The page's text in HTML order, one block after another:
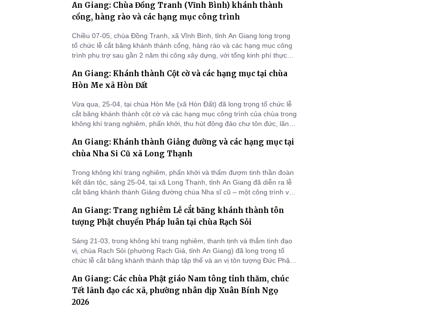
Tôn giáo tỉnh An Giang.
An Giang: Chùa Đồng Tranh (Vĩnh Bình) khánh thành
cổng, hàng rào và các hạng mục công trình
Chiều 07-05, chùa Đồng Tranh, xã Vĩnh Bình, tỉnh An Giang long trọng
tổ chức lễ cắt băng khánh thành cổng, hàng rào và các hạng mục công
trình phụ trợ sau gần 2 năm thi công xây dựng, với tổng kinh phí thực
An Giang: Khánh thành Cột cờ và các hạng mục tại chùa
Hòn Me xã Hòn Đất
Vừa qua, 25-04, tại chùa Hòn Me (xã Hòn Đất) đã long trọng tổ chức lễ
cắt băng khánh thành cột cờ và các hạng mục công trình của chùa trong
không khí trang nghiêm, phấn khởi, thu hút đông đảo chư tôn đức, lãnh
An Giang: Khánh thành Giảng đường và các hạng mục tại
chùa Nha Si Cũ xã Long Thạnh
Trong không khí trang nghiêm, phấn khởi và thấm đượm tinh thần đoàn
kết dân tộc, sáng 25-04, tại xã Long Thạnh, tỉnh An Giang đã diễn ra lễ
cắt băng khánh thành Giảng đường chùa Nha sĩ cũ – một công trình văn
bào Phật tử địa phương.
An Giang: Trang nghiêm Lễ cắt băng khánh thành tôn
tượng Phật chuyển Pháp luân tại chùa Rạch Sỏi
Sáng 21-03, trong không khí trang nghiêm, thanh tịnh và thắm tình đạo
vị, chùa Rạch Sỏi (phường Rạch Giá, tỉnh An Giang) đã long trọng tổ
chức lễ cắt băng khánh thành tháp tập thể và an vị tôn tượng Đức Phật
thành tựu viên mãn trong quá trình xây dựng, tôn tạo cơ sở vật chất và
đời số
An Giang: Các chùa Phật giáo Nam tông tỉnh thăm, chúc
Tết lãnh đạo các xã, phường nhân dịp Xuân Bính Ngọ
2026